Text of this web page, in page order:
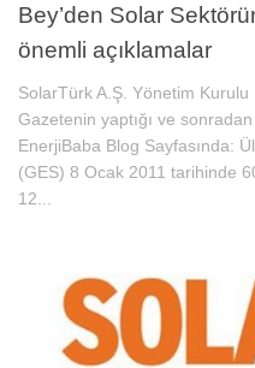
Bey’den Solar
önemli açıklamalar
SolarTürk A.Ş. Yönetim
Gazetenin yaptığı ve
EnerjiBaba Blog Sayfasında:
(GES) 8 Ocak 2011 tarihinde
12...